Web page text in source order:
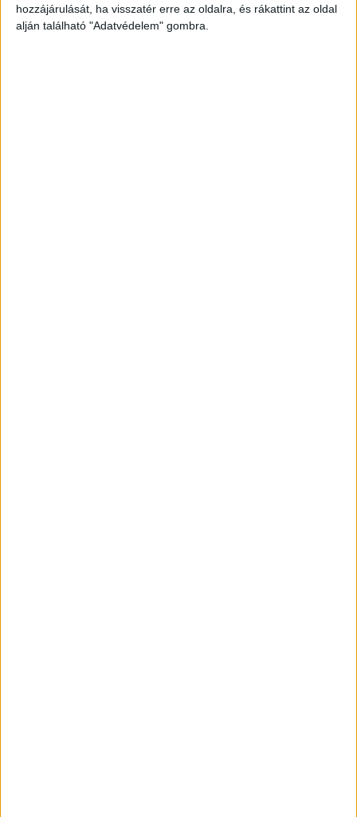
hozzájárulását, ha visszatér erre az oldalra, és rákattint az oldal
alján található "Adatvédelem" gombra.
született Miskolcon, magyar állampolgár. A
körözési eljárást a Borsod-Abaúj-Zemplén